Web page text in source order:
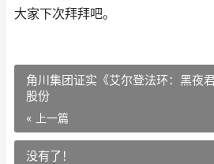
大家下次拜拜吧。
角川集团证实《艾尔登法环：黑夜
股份
« 上一篇
没有了！